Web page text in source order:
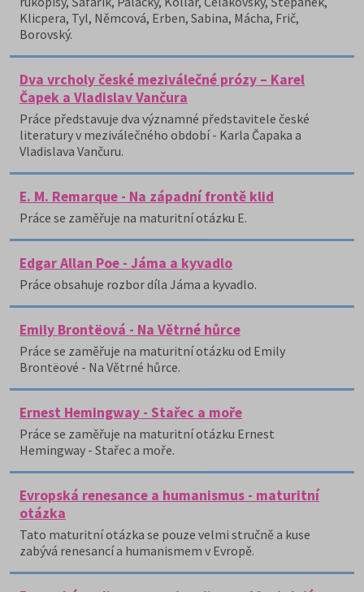
Klicpera, Tyl, Němcová, Erben, Sabina, Mácha, Frič,
Borovský.
Dva vrcholy české meziválečné prózy – Karel
Čapek a Vladislav Vančura
Práce představuje dva významné představitele české
literatury v meziválečného období - Karla Čapaka a
Vladislava Vančuru.
E. M. Remarque - Na západní frontě klid
Práce se zaměřuje na maturitní otázku E.
Edgar Allan Poe - Jáma a kyvadlo
Práce obsahuje rozbor díla Jáma a kyvadlo.
Emily Brontëová - Na Větrné hůrce
Práce se zaměřuje na maturitní otázku od Emily
Brontëové - Na Větrné hůrce.
Ernest Hemingway - Stařec a moře
Práce se zaměřuje na maturitní otázku Ernest
Hemingway - Stařec a moře.
Evropská renesance a humanismus - maturitní
otázka
Tato maturitní otázka se pouze velmi stručně a kuse
zabývá renesancí a humanismem v Evropě.